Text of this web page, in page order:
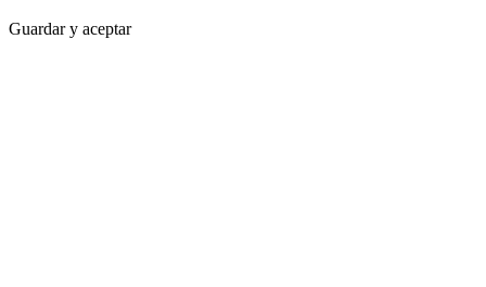
Guardar y aceptar